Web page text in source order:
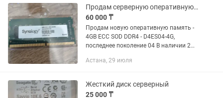
целы). Отлично...
Продам серверную оперативную память Synology (новая)
60 000 ₸
Продам новую оперативную память -
4GB ECC SOD DDR4 - D4ES04-4G,
последнее поколение 04 В наличии 2
Астана, 29 июля
Жесткий диск серверный
25 000 ₸